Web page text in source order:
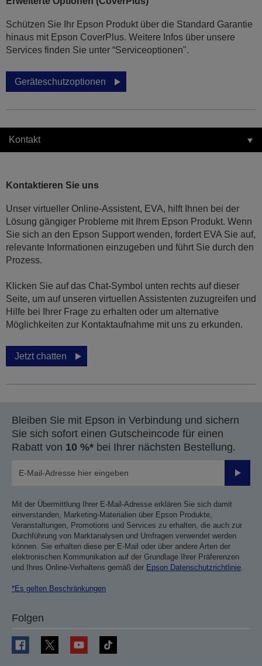
Schützen Sie Ihr Epson Produkt über die Standard Garantie
hinaus mit Epson CoverPlus. Weitere Infos über unsere
Services finden Sie unter “Serviceoptionen".
Geräteschutzoptionen
Kontakt
Kontaktieren Sie uns
Unser virtueller Online-Assistent, EVA, hilft Ihnen bei der
Lösung gängiger Probleme mit Ihrem Epson Produkt. Wenn
Sie sich an den Epson Support wenden, fordert EVA Sie auf,
relevante Informationen einzugeben und führt Sie durch den
Prozess.
Klicken Sie auf das Chat-Symbol unten rechts auf dieser
Seite, um auf unseren virtuellen Assistenten zuzugreifen und
Hilfe bei Ihrer Frage zu erhalten oder um alternative
Möglichkeiten zur Kontaktaufnahme mit uns zu erkunden.
Jetzt chatten
Bleiben Sie mit Epson in Verbindung und sichern
Sie sich sofort einen Gutscheincode für einen
Rabatt von 10 %* bei Ihrer nächsten Bestellung.
Mit der Übermittlung Ihrer E-Mail-Adresse erklären Sie sich damit
einverstanden, Marketing-Materialien über Epson Produkte,
Veranstaltungen, Promotions und Services zu erhalten, die auch zur
Durchführung von Marktanalysen und Umfragen verwendet werden
können. Sie erhalten diese per E-Mail oder über andere Arten der
elektronischen Kommunikation auf der Grundlage Ihrer Präferenzen
und Ihres Online-Verhaltens gemäß der Epson Datenschutzrichtlinie.
*Es gelten Beschränkungen
Folgen